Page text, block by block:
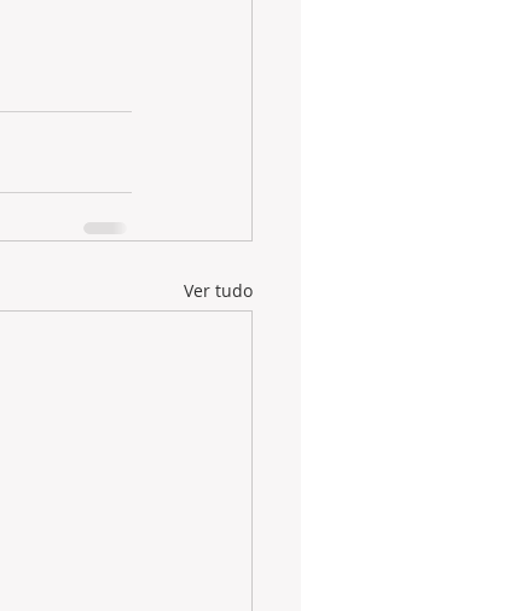
Ver tudo